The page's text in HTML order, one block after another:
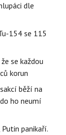
dle
154 se 115
se každou
korun
běží na
ho neumí
panikaří.